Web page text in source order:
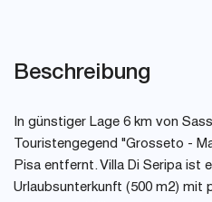
Beschreibung
In günstiger Lage 6 km von
Touristengegend "Grosseto -
Pisa entfernt. Villa Di Seripa ist
Urlaubsunterkunft (500 m2) mit